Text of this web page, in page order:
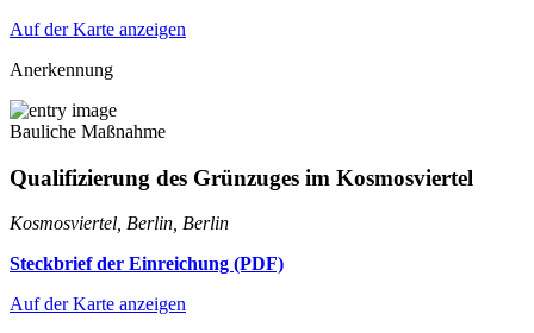
Auf der Karte anzeigen
Anerkennung
Bauliche Maßnahme
Qualifizierung des Grünzuges im Kosmosviertel
Kosmosviertel, Berlin, Berlin
Steckbrief der Einreichung (PDF)
Auf der Karte anzeigen